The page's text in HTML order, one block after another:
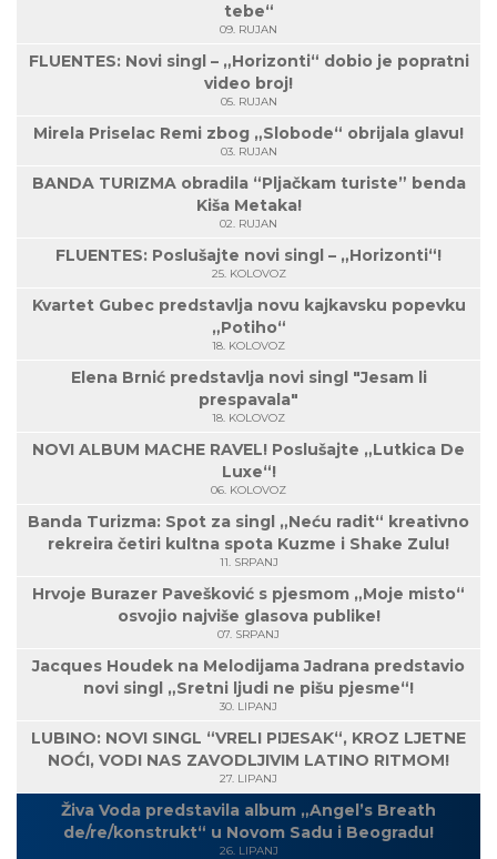
tebe“
09. RUJAN
FLUENTES: Novi singl – „Horizonti“ dobio je popratni
video broj!
05. RUJAN
Mirela Priselac Remi zbog „Slobode“ obrijala glavu!
03. RUJAN
BANDA TURIZMA obradila “Pljačkam turiste” benda
Kiša Metaka!
02. RUJAN
FLUENTES: Poslušajte novi singl – „Horizonti“!
25. KOLOVOZ
Kvartet Gubec predstavlja novu kajkavsku popevku
„Potiho“
18. KOLOVOZ
Elena Brnić predstavlja novi singl "Jesam li
prespavala"
18. KOLOVOZ
NOVI ALBUM MACHE RAVEL! Poslušajte „Lutkica De
Luxe“!
06. KOLOVOZ
Banda Turizma: Spot za singl „Neću radit“ kreativno
rekreira četiri kultna spota Kuzme i Shake Zulu!
11. SRPANJ
Hrvoje Burazer Pavešković s pjesmom „Moje misto“
osvojio najviše glasova publike!
07. SRPANJ
Jacques Houdek na Melodijama Jadrana predstavio
novi singl „Sretni ljudi ne pišu pjesme“!
30. LIPANJ
LUBINO: NOVI SINGL “VRELI PIJESAK“, KROZ LJETNE
NOĆI, VODI NAS ZAVODLJIVIM LATINO RITMOM!
27. LIPANJ
Živa Voda predstavila album „Angel’s Breath
de/re/konstrukt“ u Novom Sadu i Beogradu!
26. LIPANJ